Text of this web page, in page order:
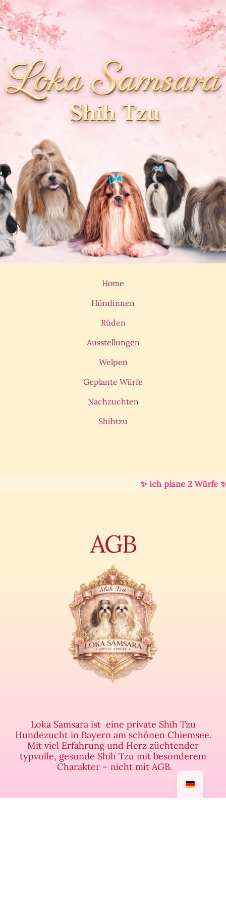
Home
Hündinnen
Rüden
Ausstellungen
Welpen
Geplante Würfe
Nachzuchten
Shihtzu
✨ ich plane 2 Würfe
AGB
Loka Samsara ist eine private Shih Tzu
Hundezucht in Bayern am schönen Chiemsee.
Mit viel Erfahrung und Herz züchtender
typvolle, gesunde Shih Tzu mit besonderem
Charakter – nicht mit AGB.